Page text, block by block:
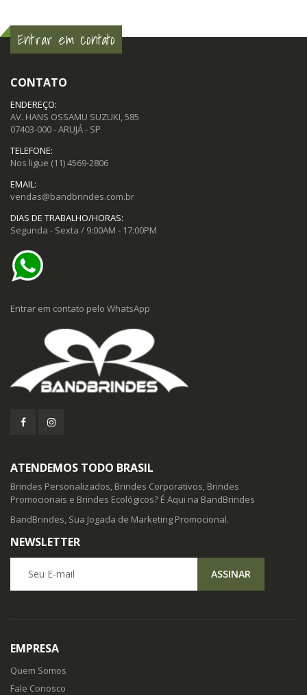
Entrar em contato
CONTATO
ENDEREÇO:
AV. HANS OSSAMU SUZUKI, 585
07403-000 - ARUJÁ - SP
TELEFONE:
Nos ligue (11) 4569-2806
EMAIL:
vendas@bandbrindes.com.br
DIAS DE TRABALHO/HORAS:
Segunda - Sexta / 9:00AM - 17:00PM
Entrar em contato pelo WhatsApp
ATENDEMOS TODO BRASIL
Brindes Personalizados, Brindes Corporativos, Brindes
Promocionais e Brindes Ecológicos? É Aqui na BandBrindes
BandBrindes, Sua Jogada de Marketing Promocional.
NEWSLETTER
ASSINAR
EMPRESA
Quem Somos
Fale Conosco